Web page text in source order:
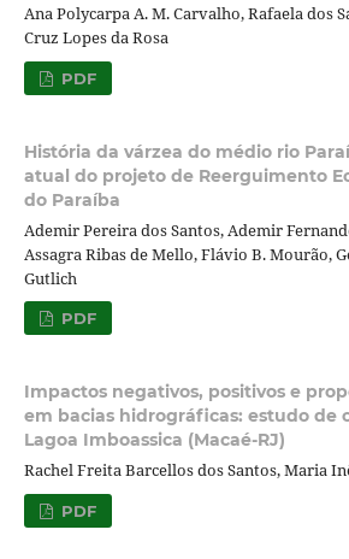
Ana Polycarpa A. M. Carvalho, Rafaela dos
Cruz Lopes da Rosa
PDF
História da várzea do médio rio
atual do projeto de Reerguimento
do Paraíba
Ademir Pereira dos Santos, Ademir
Assagra Ribas de Mello, Flávio B. Mourão,
Gutlich
PDF
Impactos negativos, positivos e
em bacias hidrográficas: estudo de
Lagoa Imboassica (Macaé-RJ)
Rachel Freita Barcellos dos Santos, Maria
PDF